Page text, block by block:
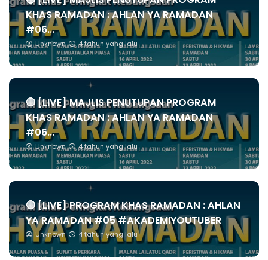
KHAS RAMADAN : AHLAN YA RAMADAN
#06...
Unknown 4 tahun yang lalu
🔴 [LIVE] MAJLIS PENUTUPAN PROGRAM
KHAS RAMADAN : AHLAN YA RAMADAN
#06...
Unknown 4 tahun yang lalu
🔴 [LIVE] PROGRAM KHAS RAMADAN : AHLAN
YA RAMADAN #05 #AKADEMIYOUTUBER
Unknown 4 tahun yang lalu